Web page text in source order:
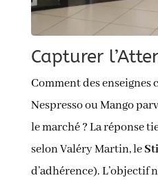
Capturer
Comment des enseignes
Nespresso ou Mango
le marché ?La réponse
selon Valéry Martin, le
d’adhérence).L’objectif